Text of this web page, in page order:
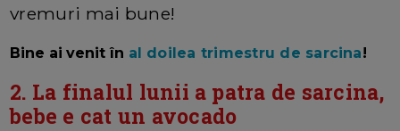
vremuri mai bune!
Bine ai venit în al doilea trimestru de sarcina!
2. La finalul lunii a patra de sarcina,
bebe e cat un avocado